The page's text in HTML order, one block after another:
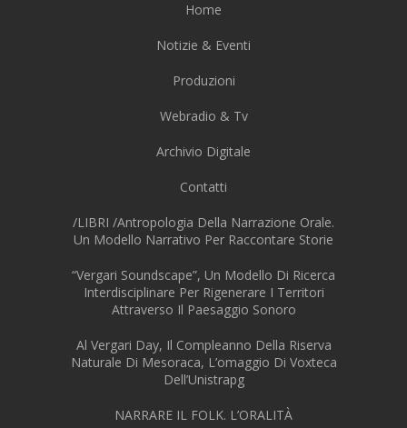
Home
Notizie & Eventi
Produzioni
Webradio & Tv
Archivio Digitale
Contatti
/LIBRI /Antropologia Della Narrazione Orale.
Un Modello Narrativo Per Raccontare Storie
“Vergari Soundscape”, Un Modello Di Ricerca
Interdisciplinare Per Rigenerare I Territori
Attraverso Il Paesaggio Sonoro
Al Vergari Day, Il Compleanno Della Riserva
Naturale Di Mesoraca, L’omaggio Di Voxteca
Dell’Unistrapg
NARRARE IL FOLK. L’ORALITÀ